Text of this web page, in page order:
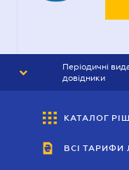
Періодичні
довідники
ВІСНИК МСФЗ
КАТАЛОГ
ВСІ ТАРИФИ